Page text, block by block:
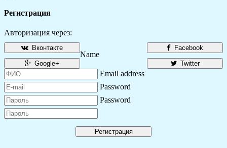
Регистрация
Авторизация через:
Facebook
Вконтакте
Twitter
Google+
Name
Email address
Password
Password
Регистрация